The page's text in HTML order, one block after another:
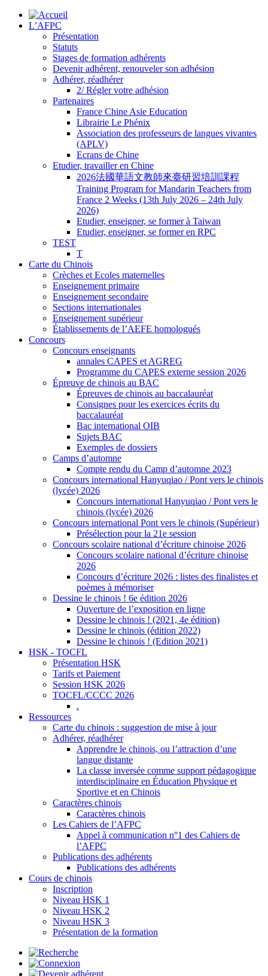
L’AFPC
Présentation
Statuts
Stages de formation adhérents
Devenir adhérent, renouveler son adhésion
Adhérer, réadhérer
2/ Régler votre adhésion
Partenaires
France Chine Asie Education
Librairie Le Phénix
Association des professeurs de langues vivantes
(APLV)
Ecrans de Chine
Etudier, travailler en Chine
2026法國華語文教師來臺研習培訓課程
Training Program for Mandarin Teachers from
France 2 Weeks (13th July 2026 – 24th July
2026)
Etudier, enseigner, se former à Taiwan
Etudier, enseigner, se former en RPC
TEST
T
Carte du Chinois
Crèches et Ecoles maternelles
Enseignement primaire
Enseignement secondaire
Sections internationales
Enseignement supérieur
Établissements de l’AEFE homologués
Concours
Concours enseignants
annales CAPES et AGREG
Programme du CAPES externe session 2026
Épreuve de chinois au BAC
Épreuves de chinois au baccalauréat
Consignes pour les exercices écrits du
baccalauréat
Bac international OIB
Sujets BAC
Exemples de dossiers
Camps d’automne
Compte rendu du Camp d’automne 2023
Concours international Hanyuqiao / Pont vers le chinois
(lycée) 2026
Concours international Hanyuqiao / Pont vers le
chinois (lycée) 2026
Concours international Pont vers le chinois (Supérieur)
Présélection pour la 21e session
Concours scolaire national d’écriture chinoise 2026
Concours scolaire national d’écriture chinoise
2026
Concours d’écriture 2026 : listes des finalistes et
poèmes à mémoriser
Dessine le chinois ! 6e édition 2026
Ouverture de l’exposition en ligne
Dessine le chinois ! (2021, 4e édition)
Dessine le chinois (édition 2022)
Dessine le chinois ! (Edition 2021)
HSK - TOCFL
Présentation HSK
Tarifs et Paiement
Session HSK 2026
TOCFL/CCCC 2026
.
Ressources
Carte du chinois : suggestion de mise à jour
Adhérer, réadhérer
Apprendre le chinois, ou l’attraction d’une
langue distante
La classe inversée comme support pédagogique
interdisciplinaire en Éducation Physique et
Sportive et en Chinois
Caractères chinois
Caractères chinois
Les Cahiers de l’AFPC
Appel à communication n°1 des Cahiers de
l’AFPC
Publications des adhérents
Publications des adhérents
Cours de chinois
Inscription
Niveau HSK 1
Niveau HSK 2
Niveau HSK 3
Présentation de la formation